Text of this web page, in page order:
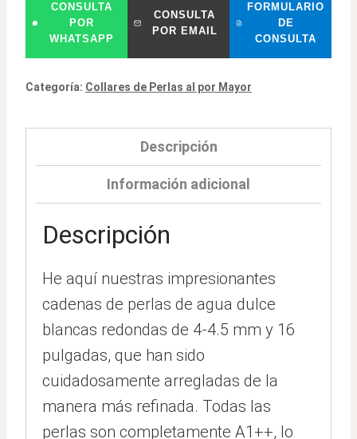
CONSULTA
POR
WHATSAPP
CONSULTA
POR EMAIL
FORMULARIO
DE
CONSULTA
Categoría: Collares de Perlas al por Mayor
Descripción
Información adicional
Descripción
He aquí nuestras impresionantes
cadenas de perlas de agua dulce
blancas redondas de 4-4.5 mm y 16
pulgadas, que han sido
cuidadosamente arregladas de la
manera más refinada. Todas las
perlas son completamente A1++, lo